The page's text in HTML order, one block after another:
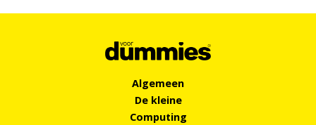
Algemeen
De kleine
Computing